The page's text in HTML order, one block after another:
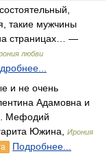
такие мужчины
страницах… —
любви
и не очень
Адамовна и
Мефодий
Южина,
Ирония
Подробнее...